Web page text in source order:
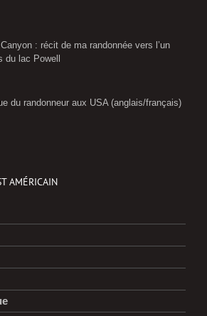
: récit de ma randonnée vers l’un
du lac Powell
du randonneur aux USA (anglais/français)
AMÉRICAIN